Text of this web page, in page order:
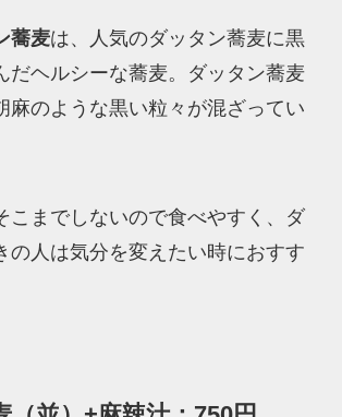
蕎麦は、人気のダッタン蕎麦に黒
だヘルシーな蕎麦。ダッタン蕎麦
麻のような黒い粒々が混ざってい
こまでしないので食べやすく、ダ
の人は気分を変えたい時におすす